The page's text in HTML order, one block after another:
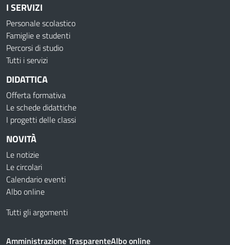
I SERVIZI
Personale scolastico
Famiglie e studenti
Percorsi di studio
Tutti i servizi
DIDATTICA
Offerta formativa
Le schede didattiche
I progetti delle classi
NOVITÀ
Le notizie
Le circolari
Calendario eventi
Albo online
Tutti gli argomenti
Amministrazione TrasparenteAlbo online